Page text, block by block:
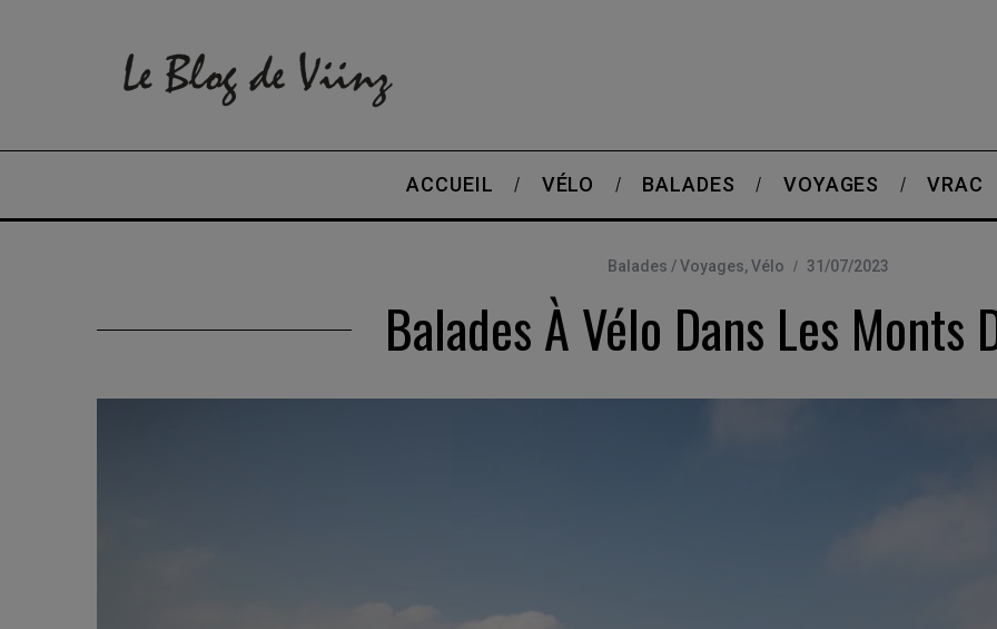
ACCUEIL VÉLO BALADES VOYAGES VRAC
Balades / Voyages,Vélo 31/07/2023
Balades À Vélo Dans Les Monts